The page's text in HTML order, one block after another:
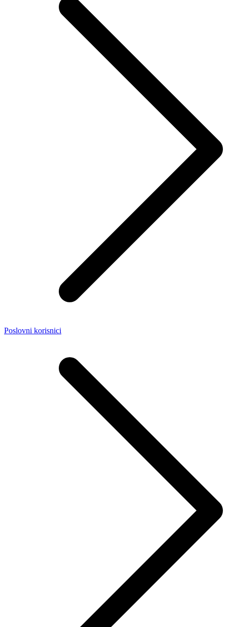
Poslovni korisnici